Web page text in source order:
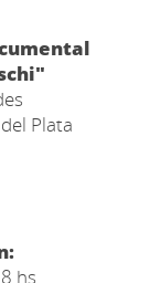
Plata
hs.